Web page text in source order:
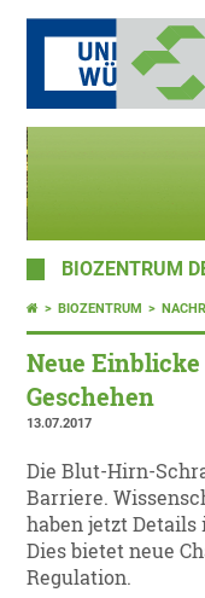
BIOZENTRUM
BIOZENTRUM
Neue
Geschehen
13.07.2017
Die Blut-Hirn-
Barriere.
haben jetzt
Dies bietet neue
Regulation.